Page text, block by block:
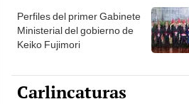
Perfiles del primer Gabinete
Ministerial del gobierno de
Keiko Fujimori
Carlincaturas